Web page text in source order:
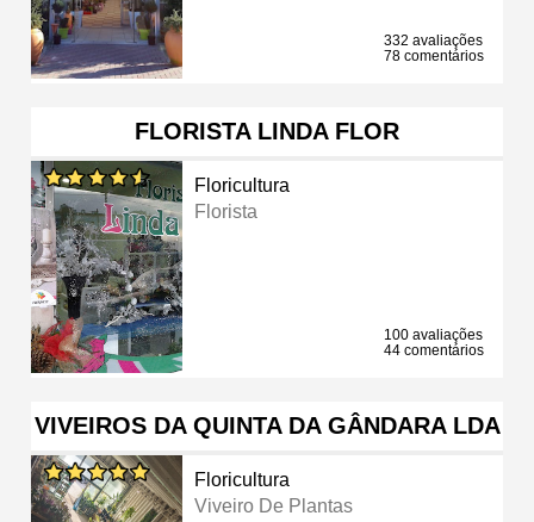
332 avaliações
78 comentários
FLORISTA LINDA FLOR
Floricultura
Florista
100 avaliações
44 comentários
VIVEIROS DA QUINTA DA GÂNDARA LDA
Floricultura
Viveiro De Plantas